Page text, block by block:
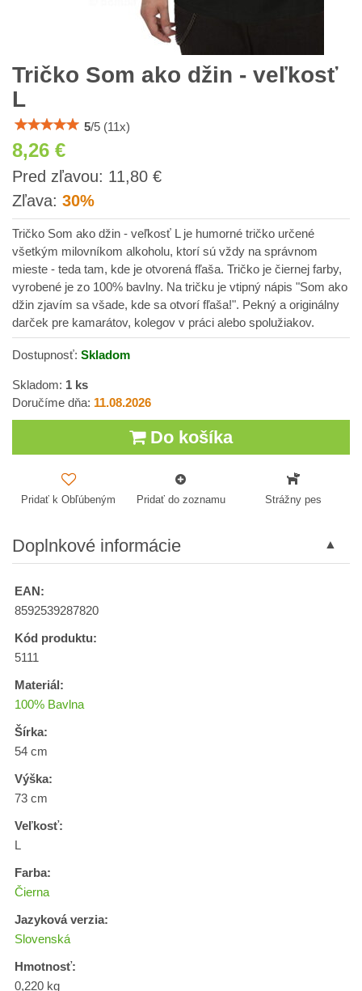
Tričko Som ako džin - veľkosť
L
5/5 (11 x)
8,26 €
Pred zľavou: 11,80 €s
Zľava: 30%
Tričko Som ako džin - veľkosť L je humorné tričko určené
všetkým milovníkom alkoholu, ktorí sú vždy na správnom
mieste - teda tam, kde je otvorená fľaša. Tričko je čiernej farby,
vyrobené je zo 100% bavlny. Na tričku je vtipný nápis "Som ako
džin zjavím sa všade, kde sa otvorí fľaša!". Pekný a originálny
darček pre kamarátov, kolegov v práci alebo spolužiakov.
Dostupnosť: Skladom
Skladom: 1 ks
Doručíme dňa: 11.08.2026
Do košíka
Pridať k Obľúbeným Pridať do zoznamu Strážny pes
Doplnkové informácie
EAN:
8592539287820
Kód produktu:
5111
Materiál:
100% Bavlna
Šírka:
54 cm
Výška:
73 cm
Veľkosť:
L
Farba:
Čierna
Jazyková verzia:
Slovenská
Hmotnosť:
0,220 kg